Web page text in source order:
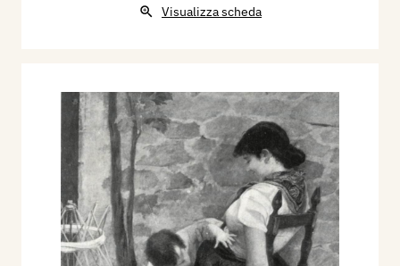
Visualizza scheda